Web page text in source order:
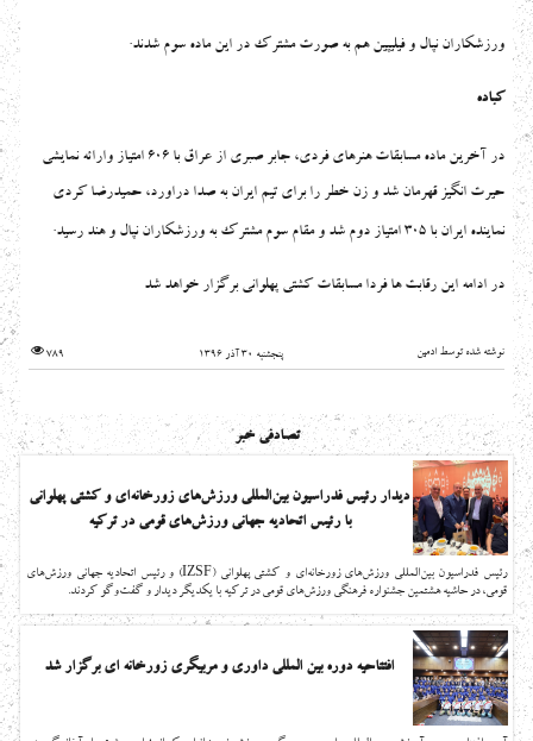
ورزشکاران نپال و فیلیپین هم به صورت مشترک در این ماده سوم شدند.
کباده
در آخرین ماده مسابقات هنرهای فردی، جابر صبری از عراق با ۶۰۶ امتیاز وارائه نمایشی
حیرت انگیز قهرمان شد و زن خطر را برای تیم ایران به صدا دراورد، حمیدرضا کردی
نماینده ایران با ۳۰۵ امتیاز دوم شد و مقام سوم مشترک به ورزشکاران نپال و هند رسید .
در ادامه این رقابت ها فردا مسابقات کشتی پهلوانی برگزار خواهد شد
نوشته شده توسط ادمین پنجشنبه 30 آذر 1396 789
تصادفی خبر
دیدار رئیس فدراسیون بین‌المللی ورزش‌های زورخانه‌ای و کشتی پهلوانی
با رئیس اتحادیه جهانی ورزش‌های قومی در ترکیه
رئیس فدراسیون بین‌المللی ورزش‌های زورخانه‌ای و کشتی پهلوانی (IZSF) و رئیس اتحادیه جهانی ورزش‌های
قومی، در حاشیه هشتمین جشنواره فرهنگی ورزش‌های قومی در ترکیه با یکدیگر دیدار و گفت‌وگو کردند.
افتتاحیه دوره بین المللی داوری و مربیگری زورخانه ای برگزار شد